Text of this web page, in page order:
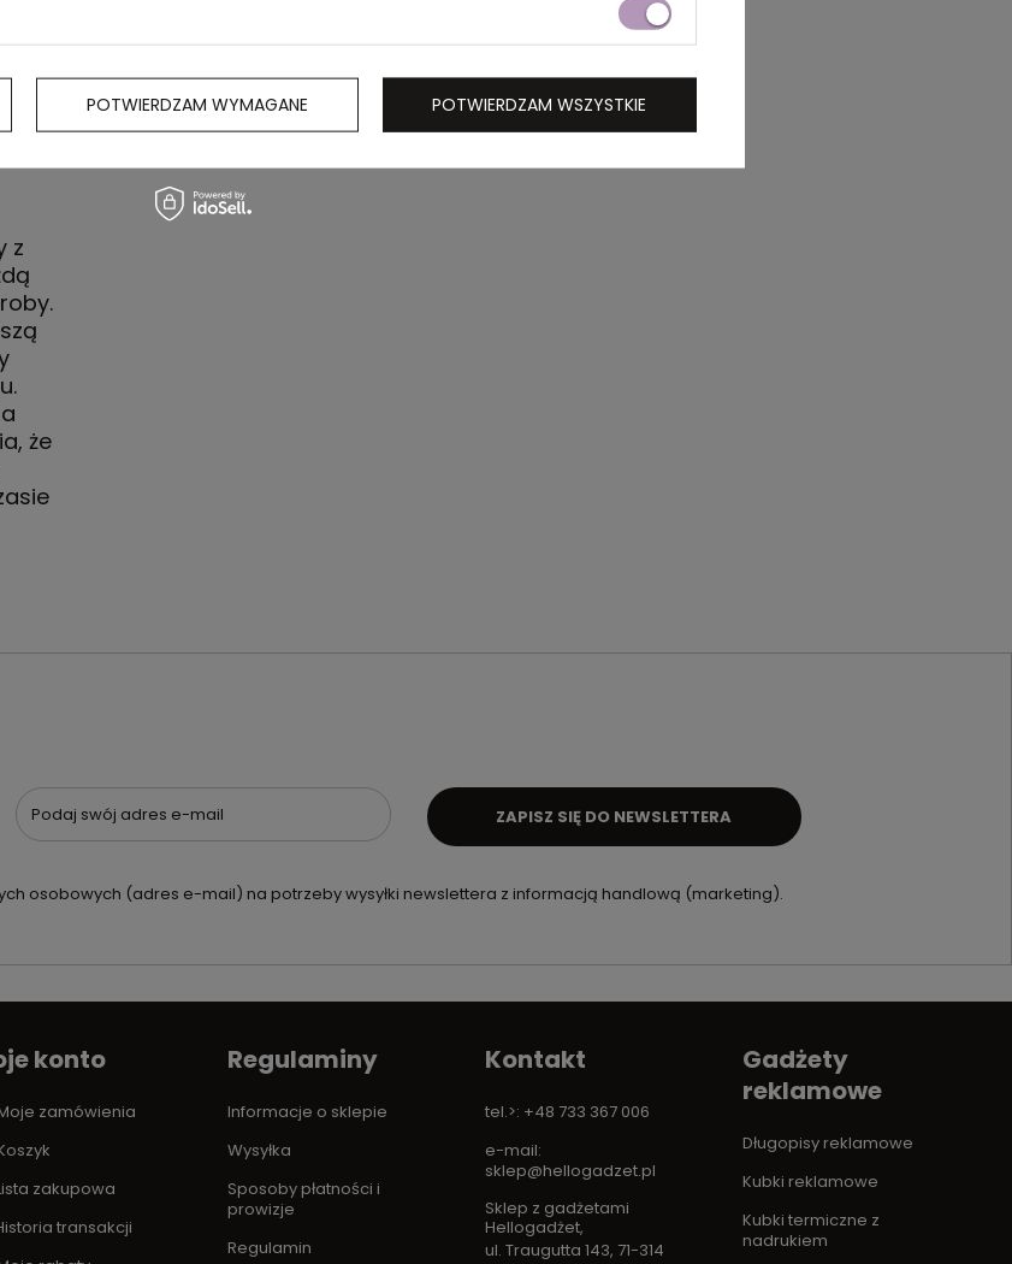
z
że
Podaj swój adres e-mail
osobowych (adres e-mail) na potrzeby wysyłki newslettera z informacją handlową (marketing).
ZAPISZ SIĘ DO NEWSLETTERA
konto
zamówienia
zakupowa
transakcji
Regulaminy
Informacje o sklepie
Wysyłka
Sposoby płatności i
prowizje
Regulamin
Kontakt
tel.>: +48 733 367 006
e-mail:
sklep@hellogadzet.pl
Sklep z gadżetami
Hellogadżet,
ul. Traugutta 143, 71-314
Gadżety
reklamowe
Długopisy reklamowe
Kubki reklamowe
Kubki termiczne z
nadrukiem
POTWIERDZAM WYMAGANE POTWIERDZAM WSZYSTKIE